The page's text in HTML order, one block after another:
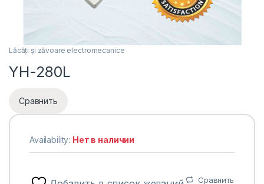
Lăcăți și zăvoare electromecanice
YH-280L
Сравнить
Availability: Нет в наличии
Сравнить